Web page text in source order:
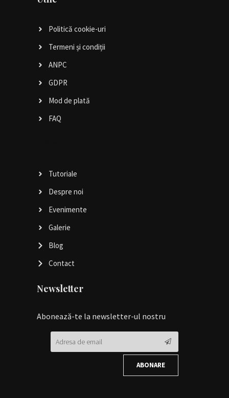
Politică cookie-uri
Termeni și condiții
ANPC
GDPR
Mod de plată
FAQ
Tutoriale
Despre noi
Evenimente
Galerie
Blog
Contact
Newsletter
Abonează-te la newsletter-ul nostru